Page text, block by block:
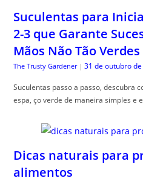
Suculentas para
2-3 que Garante
Mãos Não Tão Verdes
The Trusty Gardener | 31 de outubro
Suculentas passo a passo, descubra
espa, ço verde de maneira simples e
Dicas naturais para
alimentos